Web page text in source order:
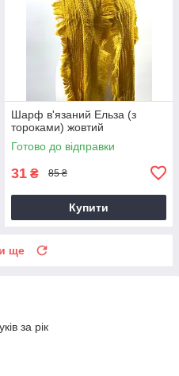
Шарф в'язаний Ельза (з
тороками) жовтий
Готово до відправки
31 ₴ 85 ₴
Купити
ще
за рік